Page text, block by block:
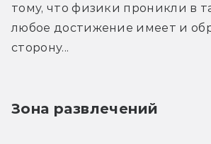
тому, что физики проникли в
любое достижение имеет и
сторону...
Зона развлечений